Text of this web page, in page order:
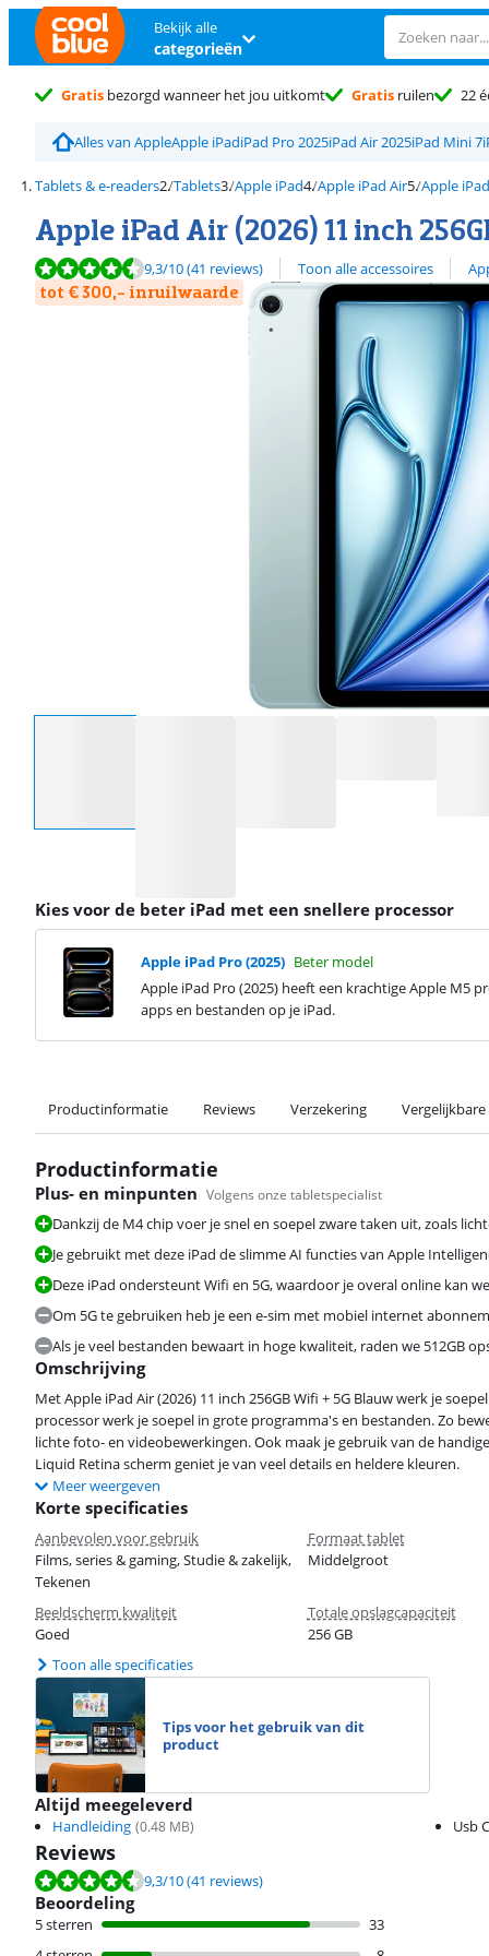
Bekijk alle
categorieën
Gratis bezorgd wanneer het jou uitkomt Gratis ruilen 22
Alles van AppleApple iPadiPad Pro 2025iPad Air 2025iPad Mini 7
Tablets & e-readers Tablets Apple iPad Apple iPad Air Apple
Apple iPad Air (2026) 11 inch
Beoordeling is 9,3 van de 10, gebaseerd op 41 reviews.
9,3/10(41 reviews) Toon alle accessoires
Bekijk alle
tot € 300,- inruilwaarde
Kies voor de beter iPad met een snellere processor
Apple iPad Pro (2025) Beter model
Apple iPad Pro (2025) heeft een krachtige Apple M5
apps en bestanden op je iPad.
Productinformatie Reviews Verzekering
Productinformatie
Plus- en minpunten Volgens onze tabletspecialist
Dankzij de M4 chip voer je snel en soepel zware taken uit, zoals
Je gebruikt met deze iPad de slimme AI functies van Apple
Deze iPad ondersteunt Wifi en 5G, waardoor je overal online kan
Om 5G te gebruiken heb je een e-sim met mobiel internet
Als je veel bestanden bewaart in hoge kwaliteit, raden we 512GB
Omschrijving
Met Apple iPad Air (2026) 11 inch 256GB Wifi + 5G Blauw werk je
processor werk je soepel in grote programma's en bestanden. Zo
lichte foto- en videobewerkingen. Ook maak je gebruik van de
Liquid Retina scherm geniet je van veel details en heldere kleuren.
Meer weergeven
Korte specificaties
Aanbevolen voor gebruik
Films, series & gaming, Studie & zakelijk,
Tekenen
Formaat tablet
Middelgroot
Beeldscherm kwaliteit
Goed
Totale opslagcapaciteit
256 GB
Toon alle specificaties
Tips voor het gebruik van dit
product
Altijd meegeleverd
Handleiding (0.48 MB) Usb
Reviews
Beoordeling is 9,3 van de 10, gebaseerd op 41 reviews.
9,3/10(41 reviews)
Beoordeling
5 sterren
33